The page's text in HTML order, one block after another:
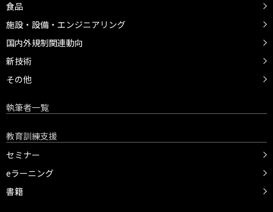
食品
施設・設備・エンジニアリング
国内外規制関連動向
新技術
その他
執筆者一覧
教育訓練支援
セミナー
eラーニング
書籍